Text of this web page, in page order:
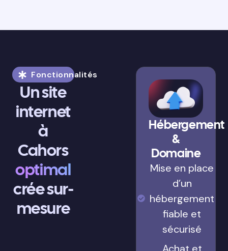
Fonctionnalités
Un site
internet
à
Cahors
optimal
crée sur-
mesure
Hébergement
&
Domaine
Mise en place
d’un
hébergement
fiable et
sécurisé
Achat et